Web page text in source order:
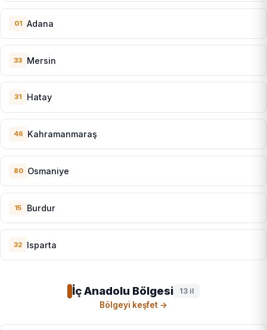
01 Adana
33 Mersin
31 Hatay
46 Kahramanmaraş
80 Osmaniye
15 Burdur
32 Isparta
İç Anadolu Bölgesi 13 il
Bölgeyi keşfet →